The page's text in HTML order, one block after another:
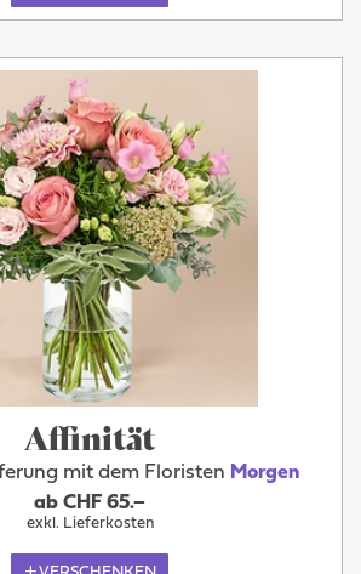
Affinität
mit dem Floristen Morgen
ab CHF 65.–
exkl. Lieferkosten